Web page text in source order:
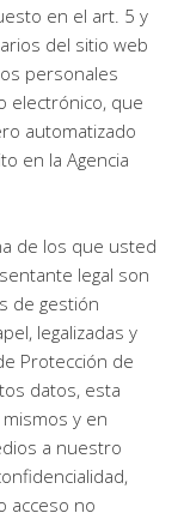
en el art. 5 y
del sitio web
personales
electrónico, que
automatizado
en la Agencia
de los que usted
legal son
de gestión
legalizadas y
Protección de
datos, esta
y en
a nuestro
acceso no